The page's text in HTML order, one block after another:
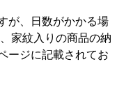
が、日数がかかる場
家紋入りの商品の納
ージに記載されてお